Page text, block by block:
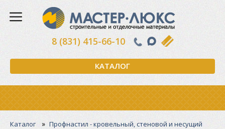
КАТАЛОГ
8 (831) 415-66-10
Каталог» Профнастил - кровельный, стеновой и несущий